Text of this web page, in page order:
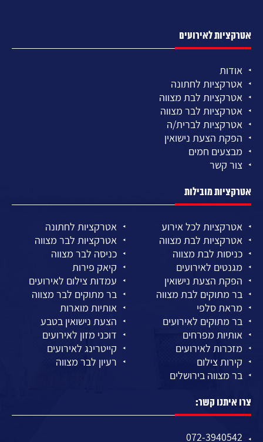
אטרקציות לאירועים
אודות
אטרקציות לחתונה
אטרקציות לבת מצווה
אטרקציות לבר מצווה
אטרקציות לברית/ה
הפקת הצעת נישואין
מבצעים חמים
צור קשר
אטרקציות מובילות
אטרקציות לכל אירוע
אטרקציות לחתונה
אטרקציות לבת מצווה
אטרקציות לבר מצווה
כניסות לבת מצווה
כניסה לבר מצווה
מגנטים לאירועים
קיאק פירות
הפקת הצעת נישואין
עמדות צילום לאירועים
בר מתוקים לבת מצווה
בר מתוקים לבר מצווה
מראת סלפי
אותיות מוארות
בר מתוקים לאירועים
הצעת נישואין בטבע
אותיות מפרחים
דוכני מזון לאירועים
מזכרות לאירועים
קייטרינג לאירועים
קירות צילום
רעיון לבר מצווה
בר מצווה בירושלים
צרו איתנו קשר:
072-3940542